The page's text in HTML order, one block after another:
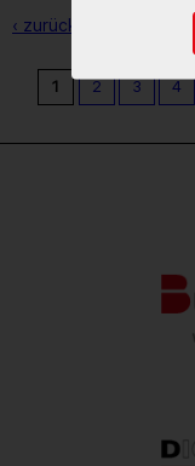
‹ zurück zur Übersicht
1 2 3 4